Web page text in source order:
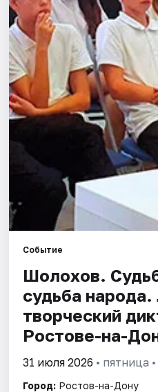
Города
Площадки
Артисты
Рейтинги
Событие
Шолохов.
судьба
творческий
Ростове-на-
31 июля 2026 • пятница
Город: Ростов-на-Дону